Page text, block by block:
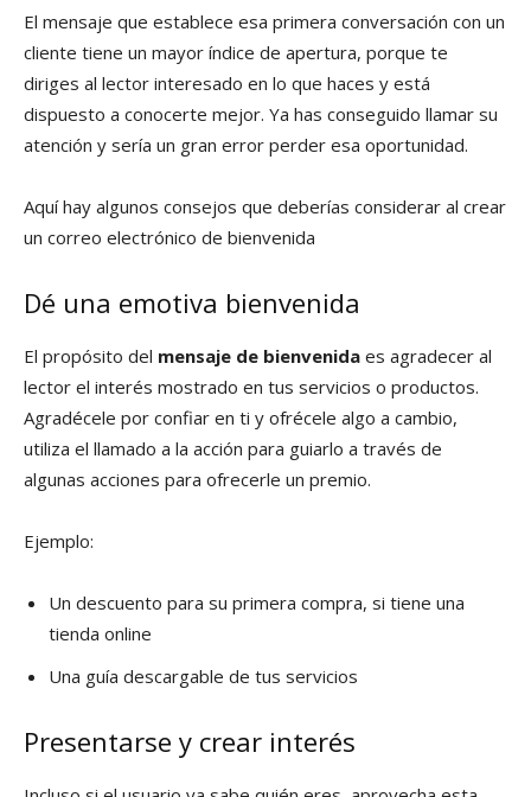
El mensaje que establece esa primera conversación con un
cliente tiene un mayor índice de apertura, porque te
diriges al lector interesado en lo que haces y está
dispuesto a conocerte mejor. Ya has conseguido llamar su
atención y sería un gran error perder esa oportunidad.
Aquí hay algunos consejos que deberías considerar al crear
un correo electrónico de bienvenida
Dé una emotiva bienvenida
El propósito del mensaje de bienvenida es agradecer al
lector el interés mostrado en tus servicios o productos.
Agradécele por confiar en ti y ofrécele algo a cambio,
utiliza el llamado a la acción para guiarlo a través de
algunas acciones para ofrecerle un premio.
Ejemplo:
Un descuento para su primera compra, si tiene una
tienda online
Una guía descargable de tus servicios
Presentarse y crear interés